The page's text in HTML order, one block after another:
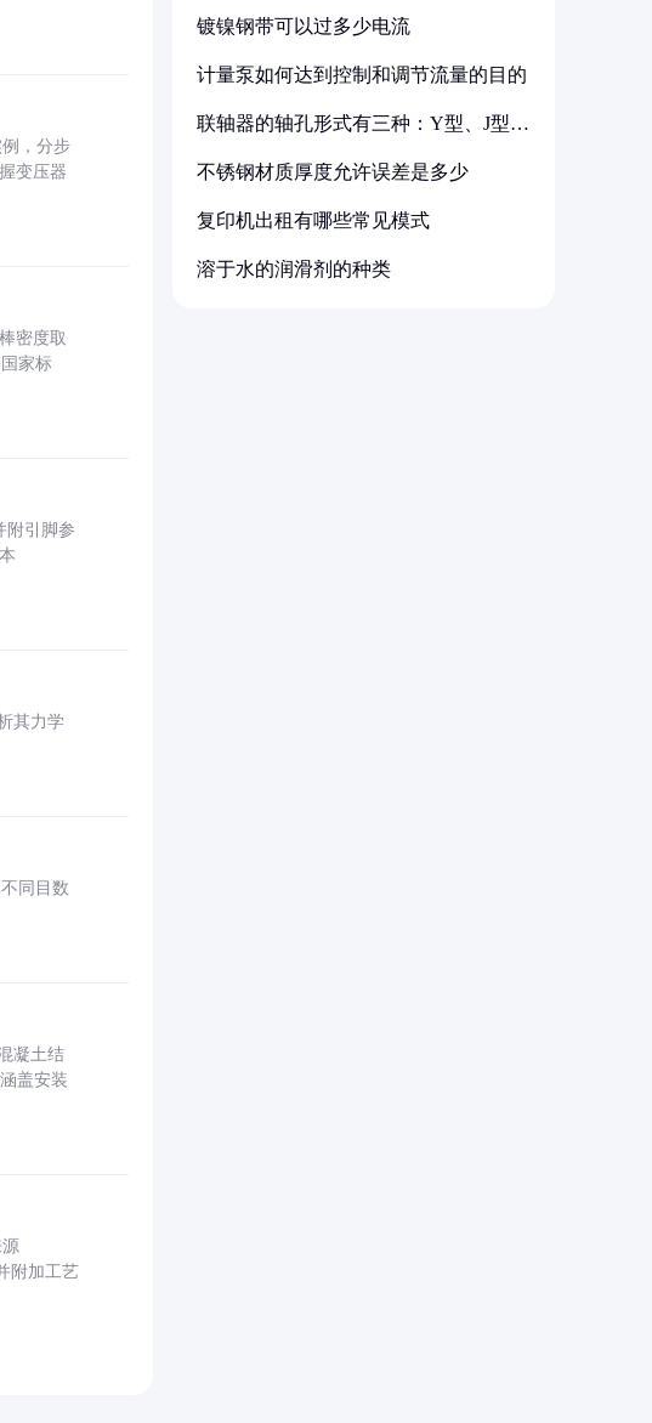
，分步
变压器
密度取
家标
附引脚参
其力学
同目数
凝土结
盖安装
附加工艺
镀镍钢带可以过多少电流
计量泵如何达到控制和调节流量的目的
联轴器的轴孔形式有三种：Y型、J型、
不锈钢材质厚度允许误差是多少
复印机出租有哪些常见模式
溶于水的润滑剂的种类